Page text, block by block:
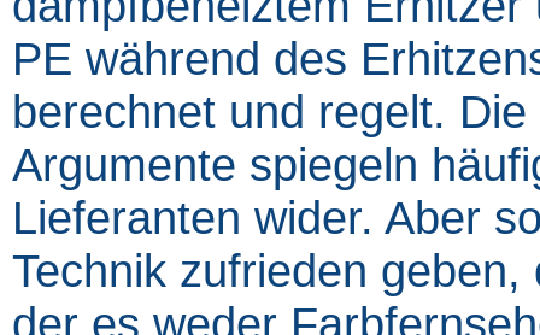
PE während des
berechnet und regelt.
Argumente spiegeln
Lieferanten wider. Aber
Technik zufrieden
der es weder